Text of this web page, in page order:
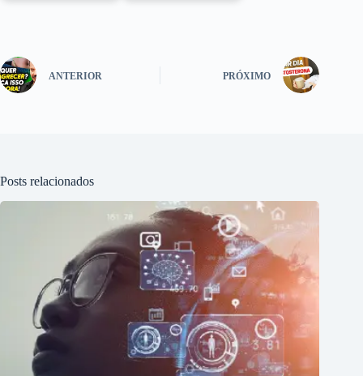
ANTERIOR PRÓXIMO
Posts relacionados